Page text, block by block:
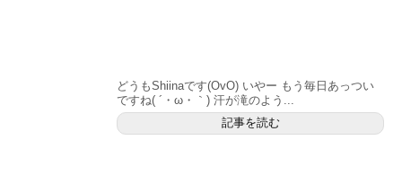
どうもShiinaです(OvO) いやー もう毎日あっつい
ですね( ´・ω・｀) 汗が滝のよう...
記事を読む